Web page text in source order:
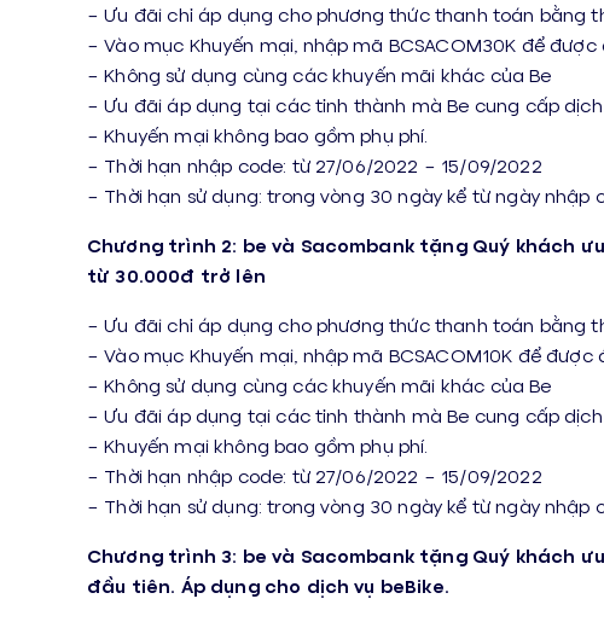
– Ưu đãi chỉ áp dụng cho phương thức thanh toán bằng
– Vào mục Khuyến mại, nhập mã BCSACOM30K để được
– Không sử dụng cùng các khuyến mãi khác của Be
– Ưu đãi áp dụng tại các tỉnh thành mà Be cung cấp dịch
– Khuyến mại không bao gồm phụ phí.
– Thời hạn nhập code: từ 27/06/2022 – 15/09/2022
– Thời hạn sử dụng: trong vòng 30 ngày kể từ ngày nhập
Chương trình 2: be và Sacombank tặng Quý khách
từ 30.000đ trở lên
– Ưu đãi chỉ áp dụng cho phương thức thanh toán bằng
– Vào mục Khuyến mại, nhập mã BCSACOM10K để được
– Không sử dụng cùng các khuyến mãi khác của Be
– Ưu đãi áp dụng tại các tỉnh thành mà Be cung cấp dịch
– Khuyến mại không bao gồm phụ phí.
– Thời hạn nhập code: từ 27/06/2022 – 15/09/2022
– Thời hạn sử dụng: trong vòng 30 ngày kể từ ngày nhập
Chương trình 3: be và Sacombank tặng Quý khách
đầu tiên. Áp dụng cho dịch vụ beBike.